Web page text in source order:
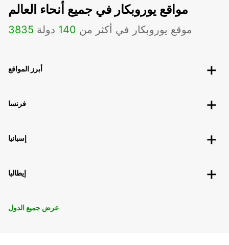
مواقع يوروبكار في جميع أنحاء العالم
3835 موقع يوروبكار في أكثر من 140 دولة
أبرز المواقع
فرنسا
إسبانيا
إيطاليا
عرض جميع الدول